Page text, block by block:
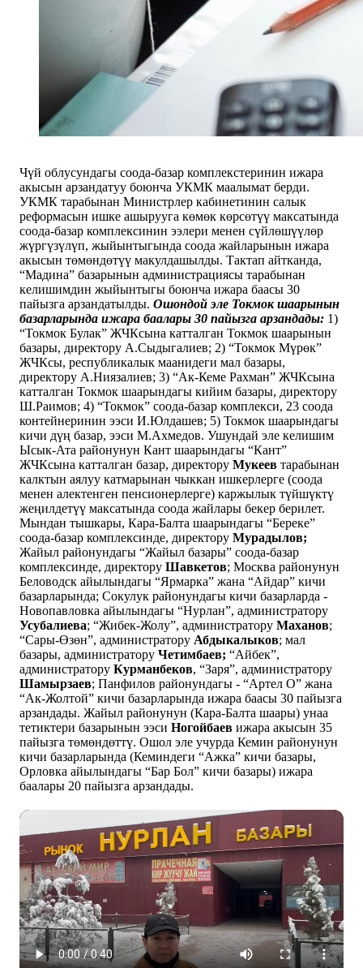
Чүй облусундагы соода-базар комплекстеринин ижара
акысын арзандатуу боюнча УКМК маалымат берди.
УКМК тарабынан Министрлер кабинетинин салык
реформасын ишке ашырууга көмөк көрсөтүү максатында
соода-базар комплексинин ээлери менен сүйлөшүүлөр
жүргүзүлүп, жыйынтыгында соода жайларынын ижара
акысын төмөндөтүү макулдашылды. Тактап айтканда,
“Мадина” базарынын администрациясы тарабынан
келишимдин жыйынтыгы боюнча ижара баасы 30
пайызга арзандатылды. Ошондой эле Токмок шаарынын
базарларында ижара баалары 30 пайызга арзандады: 1)
“Токмок Булак” ЖЧКсына катталган Токмок шаарынын
базары, директору А.Сыдыгалиев; 2) “Токмок Мүрөк”
ЖЧКсы, республикалык маанидеги мал базары,
директору А.Ниязалиев; 3) “Ак-Кеме Рахман” ЖЧКсына
катталган Токмок шаарындагы кийим базары, директору
Ш.Раимов; 4) “Токмок” соода-базар комплекси, 23 соода
контейнеринин ээси И.Юлдашев; 5) Токмок шаарындагы
кичи дүң базар, ээси М.Ахмедов. Ушундай эле келишим
Ысык-Ата районунун Кант шаарындагы “Кант”
ЖЧКсына катталган базар, директору Мукеев тарабынан
калктын аялуу катмарынан чыккан ишкерлерге (соода
менен алектенген пенсионерлерге) каржылык түйшүктү
жеңилдетүү максатында соода жайлары бекер берилет.
Мындан тышкары, Кара-Балта шаарындагы “Береке”
соода-базар комплексинде, директору Мурадылов;
Жайыл районундагы “Жайыл базары” соода-базар
комплексинде, директору Шавкетов; Москва районунун
Беловодск айылындагы “Ярмарка” жана “Айдар” кичи
базарларында; Сокулук районундагы кичи базарларда -
Новопавловка айылындагы “Нурлан”, администратору
Усубалиева; “Жибек-Жолу”, администратору Маханов;
“Сары-Өзөн”, администратору Абдыкалыков; мал
базары, администратору Четимбаев; “Айбек”,
администратору Курманбеков, “Заря”, администратору
Шамырзаев; Панфилов районундагы - “Артел О” жана
“Ак-Жолтой” кичи базарларында ижара баасы 30 пайызга
арзандады. Жайыл районунун (Кара-Балта шаары) унаа
тетиктери базарынын ээси Ногойбаев ижара акысын 35
пайызга төмөндөттү. Ошол эле учурда Кемин районунун
кичи базарларында (Кеминдеги “Ажка” кичи базары,
Орловка айылындагы “Бар Бол” кичи базары) ижара
баалары 20 пайызга арзандады.